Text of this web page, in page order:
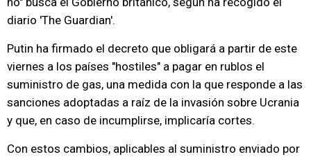
diario 'The Guardian'.
Putin ha firmado el decreto que obligará a partir de este
viernes a los países "hostiles" a pagar en rublos el
suministro de gas, una medida con la que responde a las
sanciones adoptadas a raíz de la invasión sobre Ucrania
y que, en caso de incumplirse, implicaría cortes.
Con estos cambios, aplicables al suministro enviado por